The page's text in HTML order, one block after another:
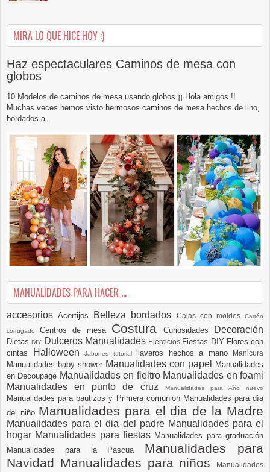
MIRA LO QUE HICE HOY :)
Haz espectaculares Caminos de mesa con
globos
10 Modelos de caminos de mesa usando globos ¡¡ Hola amigos !!
Muchas veces hemos visto hermosos caminos de mesa hechos de lino,
bordados a...
MANUALIDADES PARA HACER ...
accesoriosAcertijos Belleza bordados Cajas con moldesCartón
corrugadoCentros de mesa Costura Curiosidades Decoración
DietasDIY Dulceros Manualidades Ejercicios Fiestas DIY Flores con
cintas
Halloween Jabones tutorial llaveros hechos a mano Manicura
Manualidades baby shower Manualidades con papel
Manualidades
en Decoupage Manualidades en fieltro Manualidades en foami
Manualidades en punto de cruz
Manualidades para Año nuevo
Manualidades para bautizos y Primera comunión Manualidades para día
del niño Manualidades para el dia de la Madre
Manualidades para el dia del padre Manualidades para el
hogar Manualidades para fiestas Manualidades para graduación
Manualidades para la Pascua Manualidades para
Navidad Manualidades para niños
Manualidades